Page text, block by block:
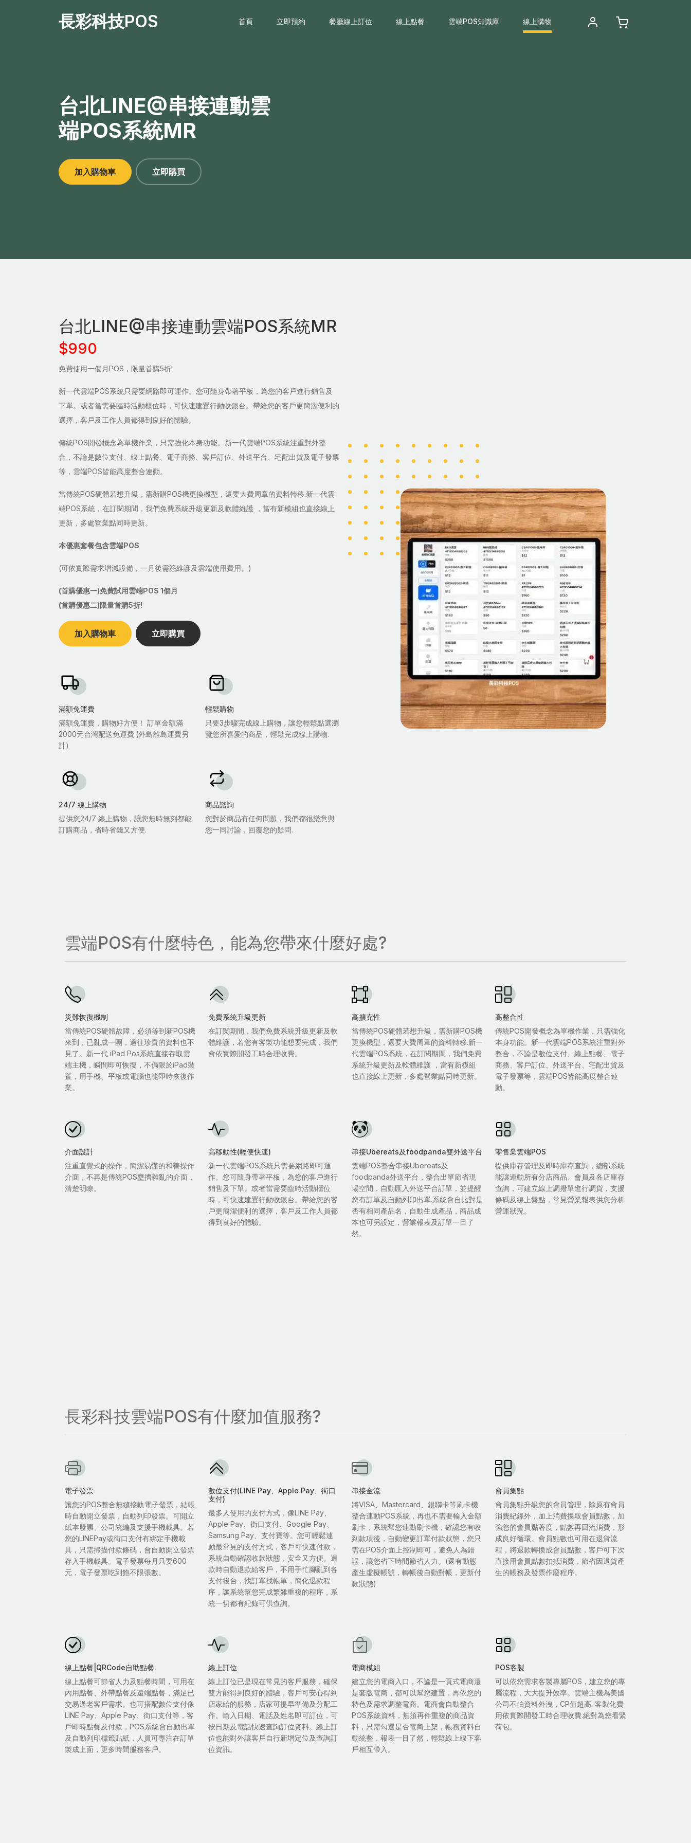
長彩科技POS 首頁 立即預約 餐廳線上訂位 線上點餐 雲端POS知識庫 線上購物
台北LINE@串接連動雲
端POS系統MR
加入購物車 立即購買
台北LINE@串接連動雲端POS系統MR
$990
免費使用一個月POS，限量首購5折!
新一代雲端POS系統只需要網路即可運作。您可隨身帶著平板，為您的客戶進行銷售及
下單。或者當需要臨時活動櫃位時，可快速建置行動收銀台。帶給您的客戶更簡潔便利的
選擇，客戶及工作人員都得到良好的體驗。
傳統POS開發概念為單機作業，只需強化本身功能。新一代雲端POS系統注重對外整
合，不論是數位支付、線上點餐、電子商務、客戶訂位、外送平台、宅配出貨及電子發票
等，雲端POS皆能高度整合連動。
當傳統POS硬體若想升級，需新購POS機更換機型，還要大費周章的資料轉移.新一代雲
端POS系統，在訂閱期間，我們免費系統升級更新及軟體維護 ，當有新模組也直接線上
更新，多處營業點同時更新。
本優惠套餐包含雲端POS
(可依實際需求增減設備，一月後需簽維護及雲端使用費用。)
(首購優惠一)免費試用雲端POS 1個月
(首購優惠二)限量首購5折!
加入購物車 立即購買
滿額免運費
滿額免運費，購物好方便！ 訂單金額滿
2000元台灣配送免運費.(外島離島運費另
計)
輕鬆購物
只要3步驟完成線上購物，讓您輕鬆點選瀏
覽您所喜愛的商品，輕鬆完成線上購物.
24/7 線上購物
提供您24/7 線上購物，讓您無時無刻都能
訂購商品，省時省錢又方便.
商品諮詢
您對於商品有任何問題，我們都很樂意與
您一同討論，回覆您的疑問.
雲端POS有什麼特色，能為您帶來什麼好處?
災難恢復機制
當傳統POS硬體故障，必須等到新POS機
來到，已亂成一團，過往珍貴的資料也不
見了。新一代 iPad Pos系統直接存取雲
端主機，瞬間即可恢復，不侷限於iPad裝
置，用手機、平板或電腦也能即時恢復作
業。
免費系統升級更新
在訂閱期間，我們免費系統升級更新及軟
體維護，若您有客製功能想要完成，我們
會依實際開發工時合理收費。
高擴充性
當傳統POS硬體若想升級，需新購POS機
更換機型，還要大費周章的資料轉移.新一
代雲端POS系統，在訂閱期間，我們免費
系統升級更新及軟體維護 ，當有新模組
也直接線上更新，多處營業點同時更新。
高整合性
傳統POS開發概念為單機作業，只需強化
本身功能。新一代雲端POS系統注重對外
整合，不論是數位支付、線上點餐、電子
商務、客戶訂位、外送平台、宅配出貨及
電子發票等，雲端POS皆能高度整合連
動。
介面設計
注重直覺式的操作，簡潔易懂的和善操作
介面，不再是傳統POS壅擠雜亂的介面，
清楚明瞭。
高移動性(輕便快速)
新一代雲端POS系統只需要網路即可運
作。您可隨身帶著平板，為您的客戶進行
銷售及下單。或者當需要臨時活動櫃位
時，可快速建置行動收銀台。帶給您的客
戶更簡潔便利的選擇，客戶及工作人員都
得到良好的體驗。
串接Ubereats及foodpanda雙外送平台
雲端POS整合串接Ubereats及
foodpanda外送平台，整合出單節省現
場空間，自動匯入外送平台訂單，並提醒
您有訂單及自動列印出單.系統會自比對是
否有相同產品名，自動生成產品，商品成
本也可另設定，營業報表及訂單一目了
然。
零售業雲端POS
提供庫存管理及即時庫存查詢，總部系統
能讓連動所有分店商品、會員及各店庫存
查詢，可建立線上調撥單進行調貨，支援
條碼及線上盤點，常見營業報表供您分析
營運狀況。
長彩科技雲端POS有什麼加值服務?
電子發票
讓您的POS整合無縫接軌電子發票，結帳
時自動開立發票，自動列印發票。可開立
紙本發票、公司統編及支援手機載具。若
您的LINEPay或街口支付有綁定手機載
具，只需掃描付款條碼，會自動開立發票
存入手機載具。電子發票每月只要600
元，電子發票吃到飽不限張數。
數位支付(LINE Pay、Apple Pay、街口
支付)
最多人使用的支付方式，像LINE Pay、
Apple Pay、街口支付、Google Pay、
Samsung Pay、支付寶等。您可輕鬆連
動最常見的支付方式，客戶可快速付款，
系統自動確認收款狀態，安全又方便。退
款時自動退款給客戶，不用手忙腳亂到各
支付後台，找訂單找帳單，簡化退款程
序，讓系統幫您完成繁雜重複的程序，系
統一切都有紀錄可供查詢。
串接金流
將VISA、Mastercard、銀聯卡等刷卡機
整合連動POS系統，再也不需要輸入金額
刷卡，系統幫您連動刷卡機，確認您有收
到款項後，自動變更訂單付款狀態，您只
需在POS介面上控制即可，避免人為錯
誤，讓您省下時間節省人力。(還有動態
產生虛擬帳號，轉帳後自動對帳，更新付
款狀態)
會員集點
會員集點升級您的會員管理，除原有會員
消費紀錄外，加上消費換取會員點數，加
強您的會員黏著度，點數再回流消費，形
成良好循環。會員點數也可用在退貨流
程，將退款轉換成會員點數，客戶可下次
直接用會員點數扣抵消費，節省因退貨產
生的帳務及發票作廢程序。
線上點餐|QRCode自助點餐
線上點餐可節省人力及點餐時間，可用在
內用點餐、外帶點餐及遠端點餐，滿足已
交易過老客戶需求。也可搭配數位支付像
LINE Pay、Apple Pay、街口支付等，客
戶即時點餐及付款，POS系統會自動出單
及自動列印標籤貼紙，人員可專注在訂單
製成上面，更多時間服務客戶。
線上訂位
線上訂位已是現在常見的客戶服務，確保
雙方能得到良好的體驗，客戶可安心得到
店家給的服務，店家可提早準備及分配工
作。輸入日期、電話及姓名即可訂位，可
按日期及電話快速查詢訂位資料。線上訂
位也能對外讓客戶自行新增定位及查詢訂
位資訊。
電商模組
建立您的電商入口，不論是一頁式電商還
是套版電商，都可以幫您建置，再依您的
特色及需求調整電商。電商會自動整合
POS系統資料，無須再件重複的商品資
料，只需勾選是否電商上架，帳務資料自
動統整，報表一目了然，輕鬆線上線下客
戶相互帶入。
POS客製
可以依您需求客製專屬POS，建立您的專
屬流程，大大提升效率。雲端主機為美國
公司不怕資料外洩，CP值超高. 客製化費
用依實際開發工時合理收費.絕對為您看緊
荷包。